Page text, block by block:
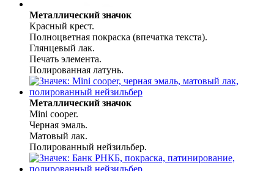
Металлический значок
Красный крест.
Полноцветная покраска (впечатка текста).
Глянцевый лак.
Печать элемента.
Полированная латунь.
Металлический значок
Mini cooper.
Черная эмаль.
Матовый лак.
Полированный нейзильбер.